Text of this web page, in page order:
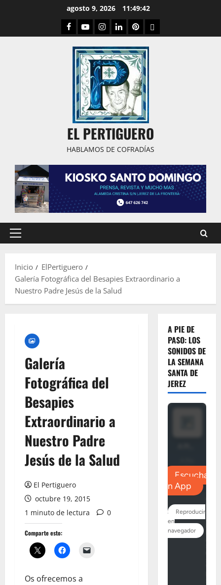
agosto 9, 2026 11:49:43
Facebook
YoutubeInstagram
LinkedPinterestDribbble
EL PERTIGUERO
HABLAMOS DE COFRADÍAS
Menú
Inicio
ElPertiguero
Galería Fotográfica del Besapies Extraordinario a
Nuestro Padre Jesús de la Salud
Galería
Fotográfica del
Besapies
Extraordinario a
Nuestro Padre
Jesús de la Salud
El Pertiguero
octubre 19, 2015
1 minuto de lectura
0
Comparte esto:
Os ofrecemos a
A PIE DE
PASO: LOS
SONIDOS DE
LA SEMANA
SANTA DE
JEREZ